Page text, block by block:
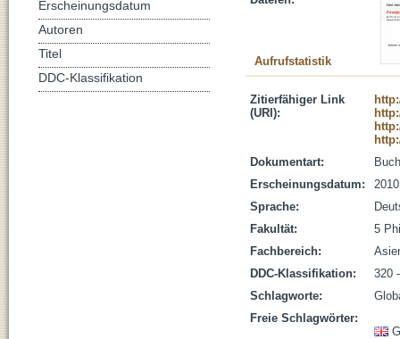
Aufrufstatistik
Zitierfähiger Link
(URI):
Dokumentart:
Buch
Erscheinungsdatum:
2010
Sprache:
Fakultät:
5
Fachbereich:
DDC-Klassifikation:
320
Schlagworte:
Freie Schlagwörter:
Erscheinungsdatum
Autoren
Titel
DDC-Klassifikation